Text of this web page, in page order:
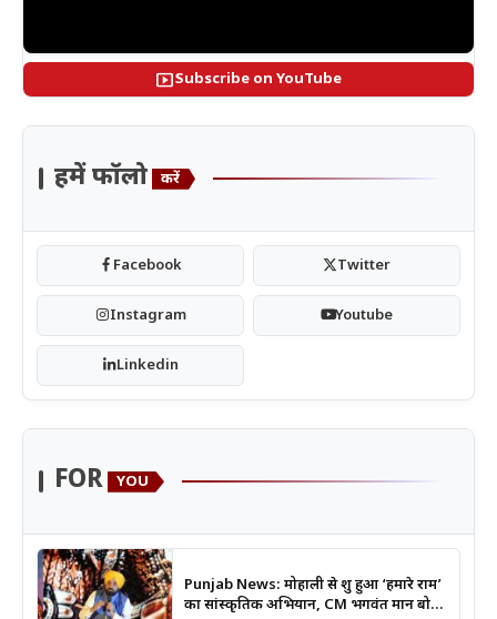
smart_displaySubscribe on YouTube
हमें फॉलो करें
Facebook Twitter
Instagram Youtube
Linkedin
FOR YOU
Punjab News: मोहाली से शुरू हुआ ‘हमारे राम’
का सांस्कृतिक अभियान, CM भगवंत मान बोले-